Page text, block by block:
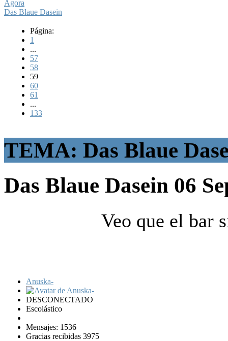
Ágora
Das Blaue Dasein
Página:
1
...
57
58
59
60
61
...
133
TEMA: Das Blaue
Das Blaue Dasein 06
Anuska-
DESCONECTADO
Escolástico
Mensajes: 1536
Gracias recibidas 3975
Veo que el bar